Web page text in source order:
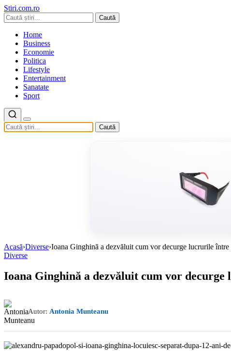
Stiri.com.ro
Caută
Home
Business
Economie
Politica
Lifestyle
Entertainment
Sanatate
Sport
Caută
Acasă›Diverse›Ioana Ginghină a dezvăluit cum vor decurge lucrurile
Diverse
Ioana Ginghină a dezvăluit cum vor
Autor: Antonia Munteanu